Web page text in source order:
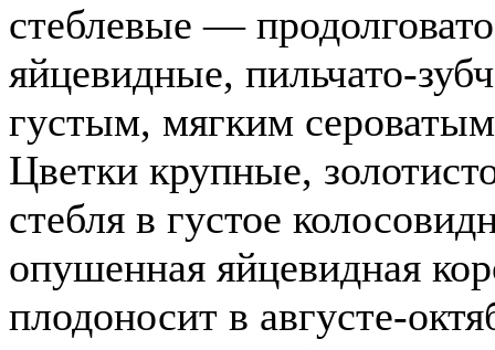
стеблевые —
яйцевидные, пильчато-
густым, мягким
Цветки крупные,
стебля в густое
опушенная яйцевидная
плодоносит в августе-